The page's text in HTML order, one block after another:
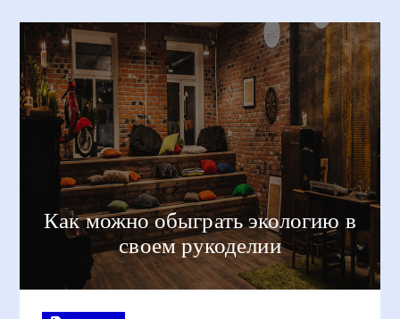
Как можно обыграть экологию в
своем рукоделии